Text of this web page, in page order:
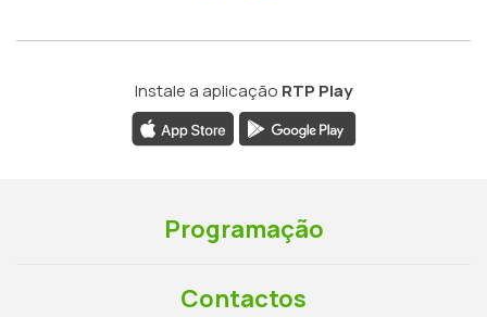
Instale a aplicação RTP Play
Programação
Contactos